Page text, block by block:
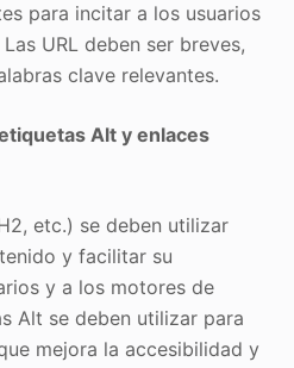
para incitar a los usuarios
URL deben ser breves,
clave relevantes.
Alt y enlaces
etc.) se deben utilizar
y facilitar su
y a los motores de
Alt se deben utilizar para
mejora la accesibilidad y